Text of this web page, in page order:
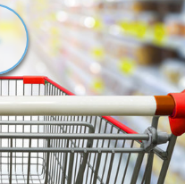
Videoyu